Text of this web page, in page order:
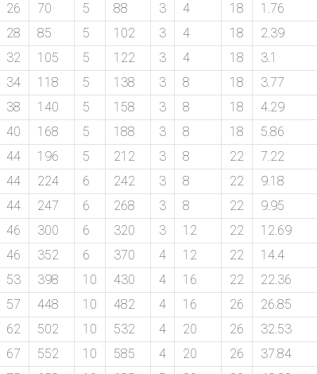
26 70 5 88 3 4 18
1.76
28 85 5 102 3 4 18
2.39
32 105 5 122 3 4 18
3.1
34 118 5 138 3 8 18
3.77
38 140 5 158 3 8 18
4.29
40 168 5 188 3 8 18
5.86
44 196 5 212 3 8 22
7.22
44 224 6 242 3 8 22
9.18
44 247 6 268 3 8 22
9.95
46 300 6 320 3 12 22
12.69
46 352 6 370 4 12 22
14.4
53 398 10 430 4 16 22
22.36
57 448 10 482 4 16 26
26.85
62 502 10 532 4 20 26
32.53
67 552 10 585 4 20 26
37.84